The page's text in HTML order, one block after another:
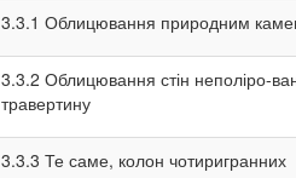
3.3.1 Облицювання природним
3.3.2 Облицювання стін неполіро-
травертину
3.3.3 Те саме, колон чотиригранних